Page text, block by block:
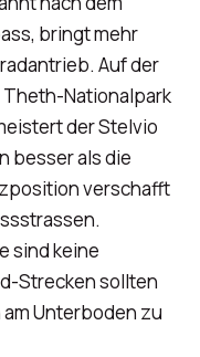
bringt mehr
Auf der
Nationalpark
der Stelvio
besser als die
verschafft
sind keine
Strecken sollten
Unterboden zu